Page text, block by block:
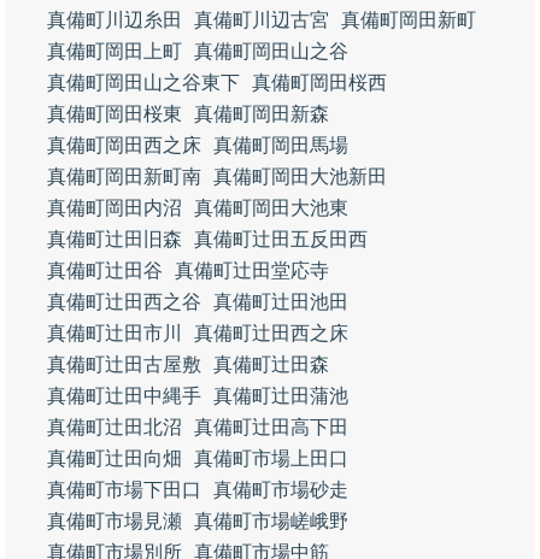
真備町川辺糸田
真備町川辺古宮
真備町岡田新町
真備町岡田上町 真備町岡田山之谷
真備町岡田山之谷東下 真備町岡田桜西
真備町岡田桜東
真備町岡田新森
真備町岡田西之床 真備町岡田馬場
真備町岡田新町南 真備町岡田大池新田
真備町岡田内沼
真備町岡田大池東
真備町辻田旧森
真備町辻田五反田西
真備町辻田谷
真備町辻田堂応寺
真備町辻田西之谷
真備町辻田池田
真備町辻田市川
真備町辻田西之床
真備町辻田古屋敷
真備町辻田森
真備町辻田中縄手 真備町辻田蒲池
真備町辻田北沼
真備町辻田高下田
真備町辻田向畑
真備町市場上田口
真備町市場下田口
真備町市場砂走
真備町市場見瀬 真備町市場嵯峨野
真備町市場別所 真備町市場中筋